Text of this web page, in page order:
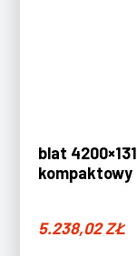
blat
kompaktowy
5.238,02ZŁ